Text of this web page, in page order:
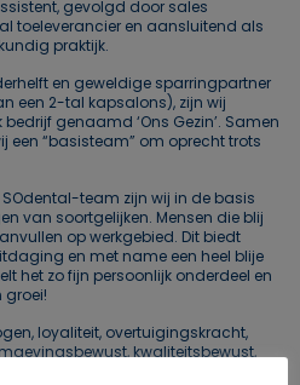
gevolgd door sales
toeleverancier en aansluitend als
praktijk.
en geweldige sparringpartner
een 2-tal kapsalons), zijn wij
genaamd ‘Ons Gezin’. Samen
een “basisteam” om oprecht trots
team zijn wij in de basis
van soortgelijken. Mensen die blij
op werkgebied. Dit biedt
en met name een heel blije
het zo fijn persoonlijk onderdeel en
groei!
loyaliteit, overtuigingskracht,
kwaliteitsbewust,